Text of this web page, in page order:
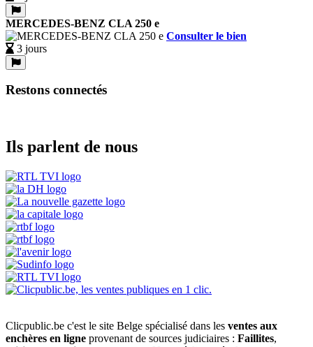
MERCEDES-BENZ CLA 250 e
Consulter le bien
3 jours
Restons connectés
Ils parlent de nous
Clicpublic.be c'est le site Belge spécialisé dans les ventes aux
enchères en ligne provenant de sources judiciaires : Faillites,